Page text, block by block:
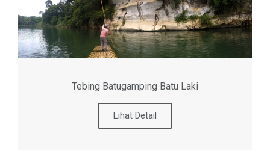
Tebing Batugamping Batu Laki
Lihat Detail